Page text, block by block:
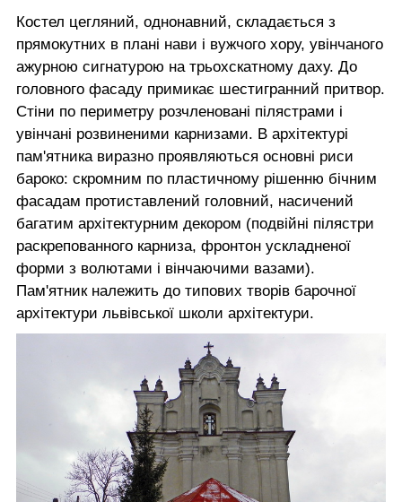
Костел цегляний, однонавний, складається з
прямокутних в плані нави і вужчого хору, увінчаного
ажурною сигнатурою на трьохскатному даху. До
головного фасаду примикає шестигранний притвор.
Стіни по периметру розчленовані пілястрами і
увінчані розвиненими карнизами. В архітектурі
пам'ятника виразно проявляються основні риси
бароко: скромним по пластичному рішенню бічним
фасадам протиставлений головний, насичений
багатим архітектурним декором (подвійні пілястри
раскрепованного карниза, фронтон ускладненої
форми з волютами і вінчаючими вазами).
Пам'ятник належить до типових творів барочної
архітектури львівської школи архітектури.